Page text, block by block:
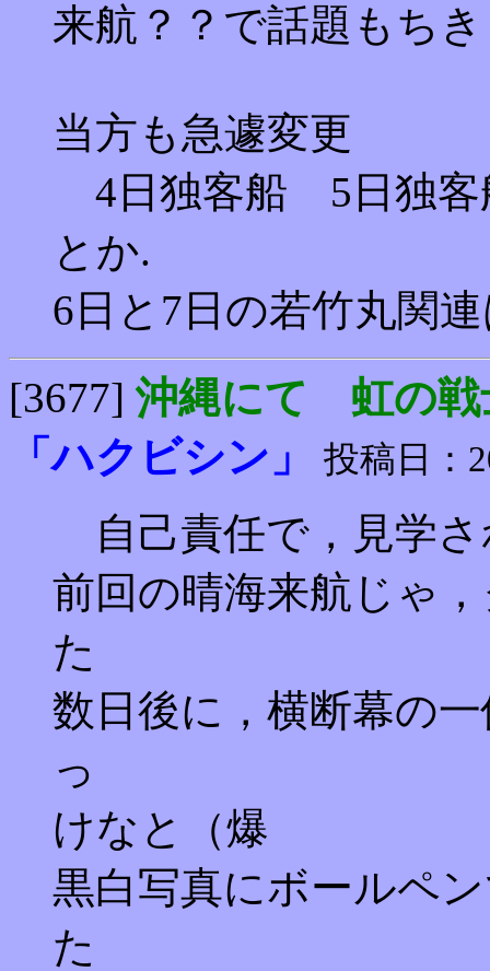
来航？？で話題もち
当方も急遽変更
4日独客船 5日独客
とか.
6日と7日の若竹丸関
[3677] 沖縄にて 虹の戦
「ハクビシン」
投稿日：
自己責任で，見学
前回の晴海来航じゃ
た
数日後に，横断幕の
っ
けなと（爆
黒白写真にボールペ
た